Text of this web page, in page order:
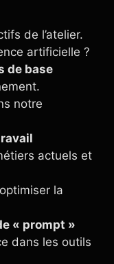
de l’atelier.
artificielle ?
de base
notre
actuels et
la
« prompt »
dans les outils